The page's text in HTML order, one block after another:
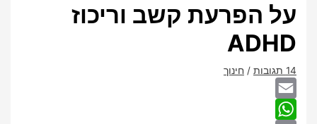
על הפרעת קשב וריכוז
ADHD
14 תגובות / חינוך
Email